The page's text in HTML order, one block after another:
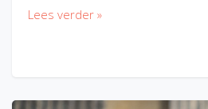
Lees verder »